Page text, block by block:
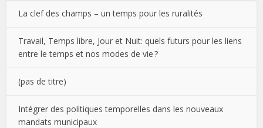
La clef des champs – un temps pour les ruralités
Travail, Temps libre, Jour et Nuit: quels futurs pour les liens
entre le temps et nos modes de vie ?
(pas de titre)
Intégrer des politiques temporelles dans les nouveaux
mandats municipaux